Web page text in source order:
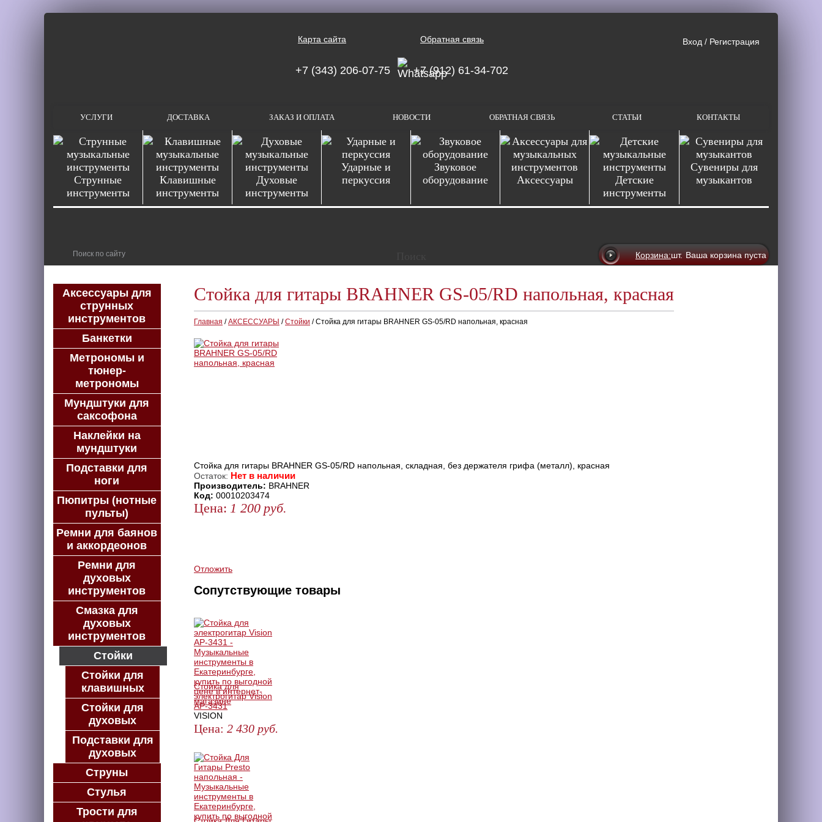
Карта сайта Обратная связь Вход / Регистрация
+7 (343) 206-07-75 +7 (912) 61-34-702
УСЛУГИ ДОСТАВКА ЗАКАЗ И ОПЛАТА НОВОСТИ ОБРАТНАЯ СВЯЗЬ СТАТЬИ КОНТАКТЫ
Струнные
инструменты
Клавишные
инструменты
Духовые
инструменты
Ударные и
перкуссия
Звуковое
оборудование
Аксессуары
Детские
инструменты
Сувениры для
музыкантов
Корзина:шт. Ваша корзина пуста
Стойка для гитары BRAHNER GS-05/RD напольная, красная
Главная /АКСЕССУАРЫ /Стойки /Стойка для гитары BRAHNER GS-05/RD напольная, красная
Стойка для гитары BRAHNER GS-05/RD напольная, складная, без держателя грифа (металл), красная
Остаток: Нет в наличии
Производитель: BRAHNER
Код: 00010203474
Цена: 1 200 руб.
Отложить
Сопутствующие товары
Стойка для
электрогитар Vision
AP-3431
VISION
Цена: 2 430 руб.
Аксессуары для
струнных
инструментов
Банкетки
Метрономы и
тюнер-
метрономы
Мундштуки для
саксофона
Наклейки на
мундштуки
Подставки для
ноги
Пюпитры (нотные
пульты)
Ремни для баянов
и аккордеонов
Ремни для
духовых
инструментов
Смазка для
духовых
инструментов
Стойки
Стойки для
клавишных
Стойки для
духовых
Подставки для
духовых
Струны
Стулья
Трости для